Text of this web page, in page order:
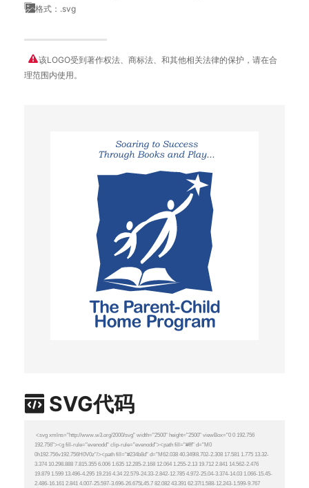
格式：.svg
该LOGO受到著作权法、商标法、和其他相关法律的保护，请在合
理范围内使用。
SVG代码